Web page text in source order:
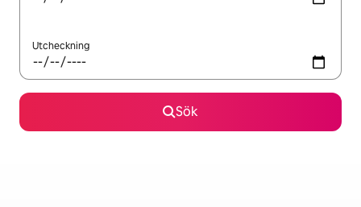
Utcheckning
Sök